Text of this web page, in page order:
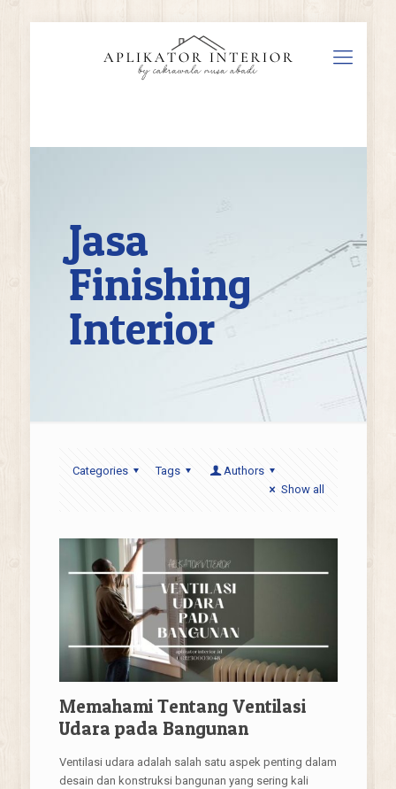
Jasa
Finishing
Interior
Categories Tags
Authors
Show all
Memahami Tentang Ventilasi
Udara pada Bangunan
Ventilasi udara adalah salah satu aspek penting dalam
desain dan konstruksi bangunan yang sering kali